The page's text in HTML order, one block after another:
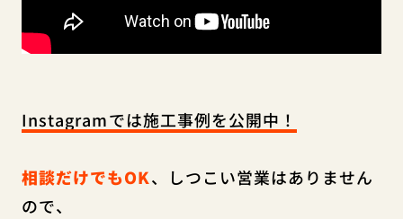
Instagramでは施工事例を公開中！
相談だけでもOK、しつこい営業はありません
ので、